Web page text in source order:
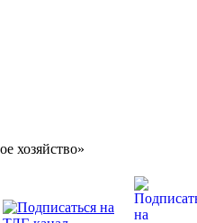
хозяйство»